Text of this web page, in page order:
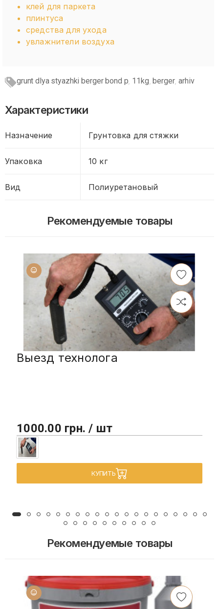
клей для паркета
плинтуса
средства для ухода
увлажнители воздуха
grunt dlya styazhki berger bond p 11kg berger,arhiv
Характеристики
Назначение Грунтовка для стяжки
Упаковка 10 кг
Вид Полиуретановый
Рекомендуемые товары
Выезд технолога
1000.00 грн. / шт
КУПИТЬ
Рекомендуемые товары